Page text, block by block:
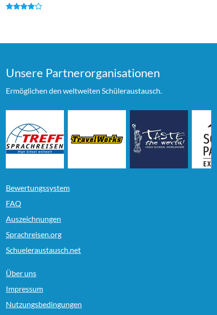
Unsere Partner­organi­sationen
Ermöglichen den weltweiten Schüleraustausch.
Bewertungssystem
FAQ
Auszeichnungen
Sprachreisen.org
Schueleraustausch.net
Über uns
Impressum
Nutzungsbedingungen